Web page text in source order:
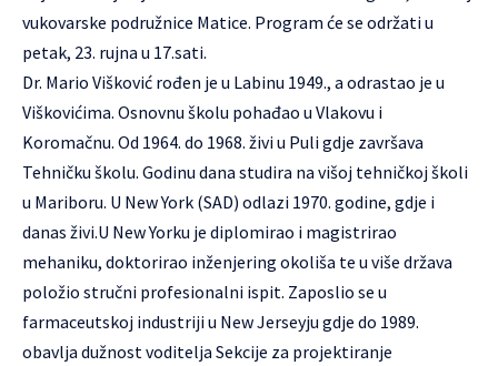
vukovarske podružnice Matice. Program će se održati u
petak, 23. rujna u 17.sati.
Dr. Mario Višković rođen je u Labinu 1949., a odrastao je u
Viškovićima. Osnovnu školu pohađao u Vlakovu i
Koromačnu. Od 1964. do 1968. živi u Puli gdje završava
Tehničku školu. Godinu dana studira na višoj tehničkoj školi
u Mariboru. U New York (SAD) odlazi 1970. godine, gdje i
danas živi.U New Yorku je diplomirao i magistrirao
mehaniku, doktorirao inženjering okoliša te u više država
položio stručni profesionalni ispit. Zaposlio se u
farmaceutskoj industriji u New Jerseyju gdje do 1989.
obavlja dužnost voditelja Sekcije za projektiranje